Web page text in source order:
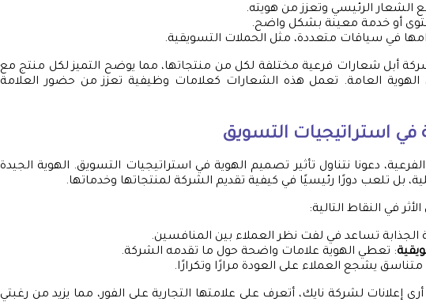
الشعار الرئيسي وتعزز من هويته.
أو خدمة معينة بشكل واضح.
في سياقات متعددة، مثل الحملات التسويقية.
أبل شعارات فرعية مختلفة لكل من منتجاتها، مما يوضح التميز لكل منتج مع
الهوية العامة. تعمل هذه الشعارات كعلامات وظيفية تعزز من حضور العلامة
في استراتيجيات التسويق
دعونا نتناول تأثير تصميم الهوية في استراتيجيات التسويق. الهوية الجيدة
تلعب دورًا رئيسيًا في كيفية تقديم الشركة لمنتجاتها وخدماتها.
في النقاط التالية:
الجذابة تساعد في لفت نظر العملاء بين المنافسين.
: تعطي الهوية علامات واضحة حول ما تقدمه الشركة.
يشجع العملاء على العودة مرارًا وتكرارًا.
إعلانات لشركة نايك، أتعرف على علامتها التجارية على الفور، مما يزيد من رغبتي